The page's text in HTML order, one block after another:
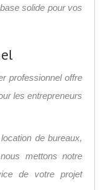
solide pour vos
professionnel offre
les entrepreneurs
de bureaux,
mettons notre
de votre projet